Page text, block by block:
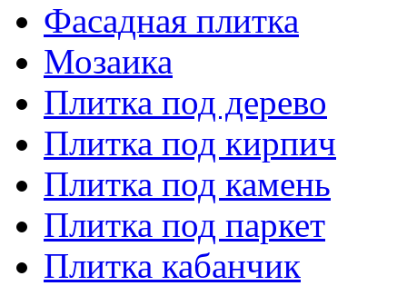
Фасадная плитка
Мозаика
Плитка под дерево
Плитка под кирпич
Плитка под камень
Плитка под паркет
Плитка кабанчик